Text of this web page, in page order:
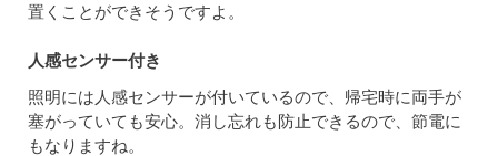
置くことができそうですよ。
人感センサー付き
照明には人感センサーが付いているので、帰宅時に両手が
塞がっていても安心。消し忘れも防止できるので、節電に
もなりますね。